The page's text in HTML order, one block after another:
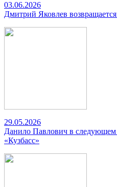
03.06.2026
Дмитрий Яковлев возвращается
29.05.2026
Данило Павлович в следующем
«Кузбасс»